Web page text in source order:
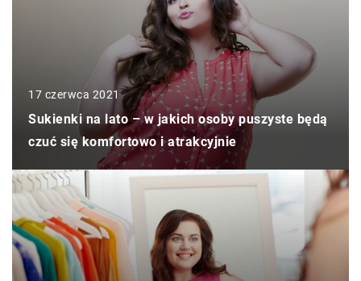
17 czerwca 2021
Sukienki na lato – w jakich osoby puszyste będą
czuć się komfortowo i atrakcyjnie